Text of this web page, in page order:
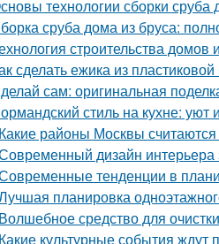
технологии сборки сруба
сруба дома из бруса:
строительства
сделать ежика из
сам: оригинальная
стиль на кухне: уют
Какие районы Москвы
дизайн интерьера
тенденции в
планировка
Волшебное средство для
Какие культурные события